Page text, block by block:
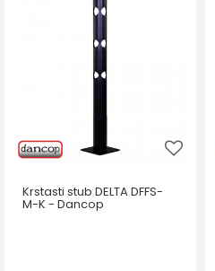
Krstasti stub DELTA DFFS-
M-K - Dancop